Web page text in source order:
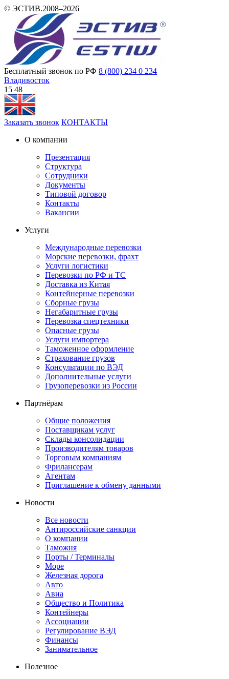
© ЭСТИВ.2008–2026
Бесплатный звонок по РФ 8 (800) 234 0 234
Владивосток
15:48
Заказать звонок КОНТАКТЫ
О компании
Презентация
Структура
Сотрудники
Документы
Типовой договор
Контакты
Вакансии
Услуги
Международные перевозки
Морские перевозки, фрахт
Услуги логистики
Перевозки по РФ и ТС
Доставка из Китая
Контейнерные перевозки
Сборные грузы
Негабаритные грузы
Перевозка спецтехники
Опасные грузы
Услуги импортера
Таможенное оформление
Страхование грузов
Консультации по ВЭД
Дополнительные услуги
Грузоперевозки из России
Партнёрам
Общие положения
Поставщикам услуг
Склады консолидации
Производителям товаров
Торговым компаниям
Фрилансерам
Агентам
Приглашение к обмену данными
Новости
Все новости
Антироссийские санкции
О компании
Таможня
Порты / Терминалы
Море
Железная дорога
Авто
Авиа
Общество и Политика
Контейнеры
Ассоциации
Регулирование ВЭД
Финансы
Занимательное
Полезное